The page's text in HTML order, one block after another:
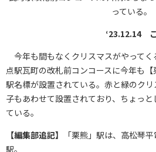
っている。
‘23.12.14
今年も間もなくクリスマスがやって
点駅瓦町の改札前コンコースに今年も
駅名標が設置されている。赤と緑のク
子もあわせて設置されており、ちょっ
ている。
【編集部追記】
「栗熊」駅は、高松琴
駅。